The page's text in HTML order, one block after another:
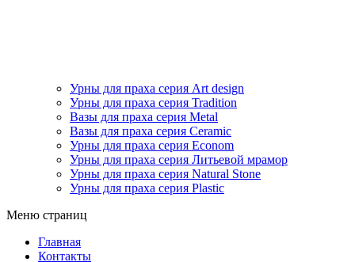
Урны для праха серия Art design
Урны для праха серия Tradition
Вазы для праха серия Metal
Вазы для праха серия Ceramic
Урны для праха серия Econom
Урны для праха серия Литьевой мрамор
Урны для праха серия Natural Stone
Урны для праха серия Plastic
Меню страниц
Главная
Контакты